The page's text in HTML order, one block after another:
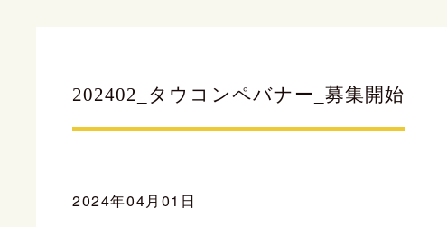
202402_タウコンペバナー_募集開始
2024年04月01日